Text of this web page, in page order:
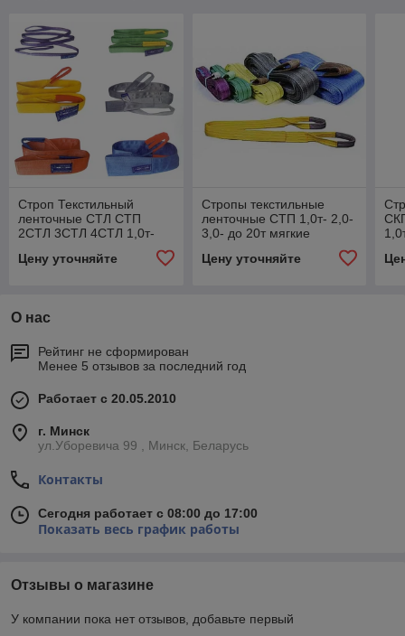
Строп Текстильный
ленточные СТЛ СТП
2СТЛ 3СТЛ 4СТЛ 1,0т-
тряпичные чалки
Цену уточняйте
Стропы текстильные
ленточные СТП 1,0т- 2,0-
3,0- до 20т мягкие
Цену уточняйте
О нас
Рейтинг не сформирован
Менее 5 отзывов за последний год
Работает с 20.05.2010
г. Минск
ул.Уборевича 99 , Минск, Беларусь
Контакты
Сегодня работает с 08:00 до 17:00
Показать весь график работы
Отзывы о магазине
У компании пока нет отзывов, добавьте первый